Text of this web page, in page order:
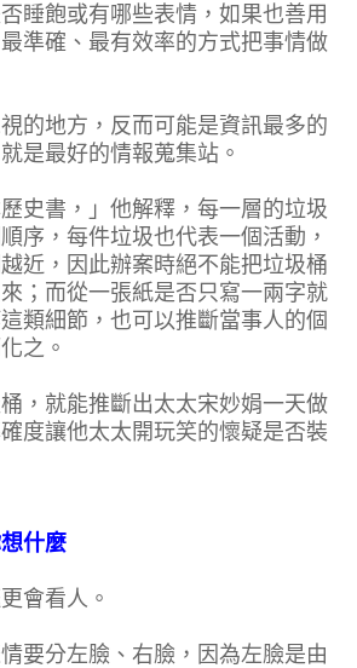
睡飽或有哪些表情，如果也善用
準確、最有效率的方式把事情做
的地方，反而可能是資訊最多的
是最好的情報蒐集站。
歷史書，」他解釋，每一層的垃圾
序，每件垃圾也代表一個活動，
近，因此辦案時絕不能把垃圾桶
；而從一張紙是否只寫一兩字就
類細節，也可以推斷當事人的個
之。
，就能推斷出太太宋妙娟一天做
度讓他太太開玩笑的懷疑是否裝
什麼
會看人。
要分左臉、右臉，因為左臉是由